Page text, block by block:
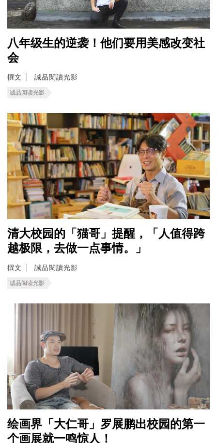
八年级生的逆袭！他们要用美感改变社
会
撰文 誠品閱讀光影
诚品阅读光影
清大校园的「猫哥」提醒，「人值得跨
越极限，去做一点事情。」
撰文 誠品閱讀光影
诚品阅读光影
绘画界「大仁哥」罗展鹏出校园的第一
个画展就一鸣惊人！